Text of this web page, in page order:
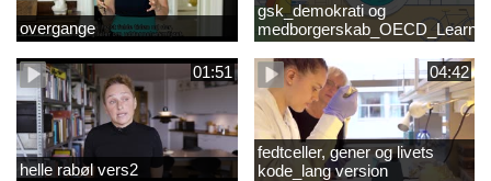
overgange
gsk_demokrati og
Compass 2030
01:51
helle rabøl vers2
04:42
fedtceller, gener og livets
kode_lang version